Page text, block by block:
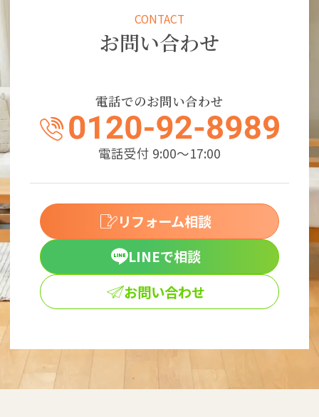
CONTACT
お問い合わせ
電話でのお問い合わせ
電話受付 9:00～17:00
リフォーム相談
LINEで相談
お問い合わせ